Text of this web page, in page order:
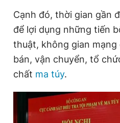
Cạnh đó, thời gian gần
để lợi dụng những tiến
thuật, không gian mạng
bán, vận chuyển, tổ
chất ma túy.